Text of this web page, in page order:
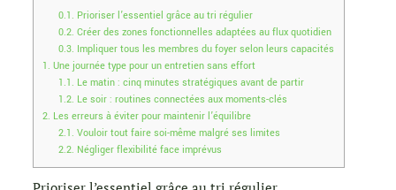
0.1. Prioriser l’essentiel grâce au tri régulier
0.2. Créer des zones fonctionnelles adaptées au flux quotidien
0.3. Impliquer tous les membres du foyer selon leurs capacités
1. Une journée type pour un entretien sans effort
1.1. Le matin : cinq minutes stratégiques avant de partir
1.2. Le soir : routines connectées aux moments-clés
2. Les erreurs à éviter pour maintenir l’équilibre
2.1. Vouloir tout faire soi-même malgré ses limites
2.2. Négliger flexibilité face imprévus